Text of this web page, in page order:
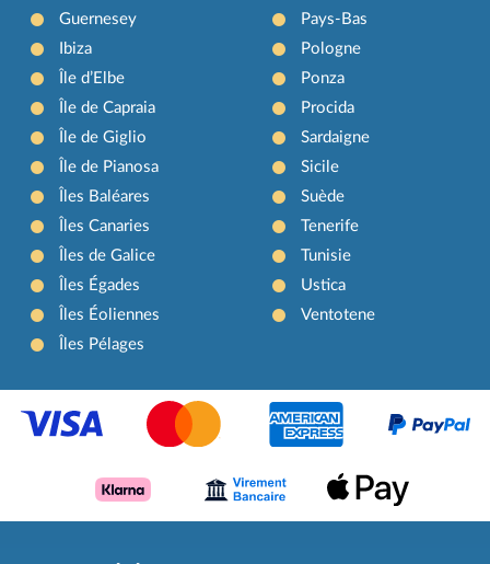
Guernesey
Ibiza
Île d’Elbe
Île de Capraia
Île de Giglio
Île de Pianosa
Îles Baléares
Îles Canaries
Îles de Galice
Îles Égades
Îles Éoliennes
Îles Pélages
Pays-Bas
Pologne
Ponza
Procida
Sardaigne
Sicile
Suède
Tenerife
Tunisie
Ustica
Ventotene